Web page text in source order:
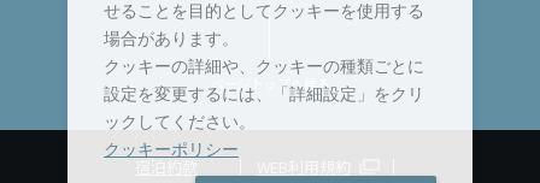
ページトップへ戻る
せることを目的としてクッキーを使用する
場合があります。
クッキーの詳細や、クッキーの種類ごとに
設定を変更するには、「詳細設定」をクリ
ックしてください。
クッキーポリシー